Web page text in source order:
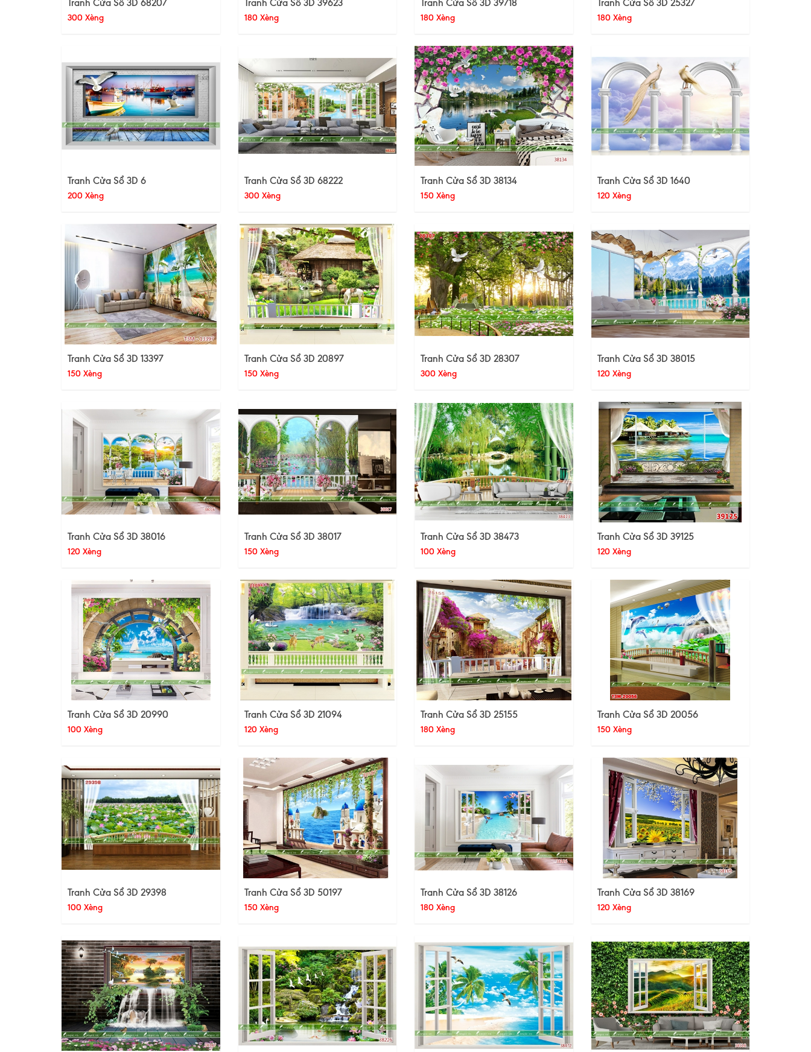
300 Xèng 180 Xèng 180 Xèng 180 Xèng
Tranh Cửa Sổ 3D 6
200 Xèng
Tranh Cửa Sổ 3D 68222
300 Xèng
Tranh Cửa Sổ 3D 38134
150 Xèng
Tranh Cửa Sổ 3D 1640
120 Xèng
Tranh Cửa Sổ 3D 13397
150 Xèng
Tranh Cửa Sổ 3D 20897
150 Xèng
Tranh Cửa Sổ 3D 28307
300 Xèng
Tranh Cửa Sổ 3D 38015
120 Xèng
Tranh Cửa Sổ 3D 38016
120 Xèng
Tranh Cửa Sổ 3D 38017
150 Xèng
Tranh Cửa Sổ 3D 38473
100 Xèng
Tranh Cửa Sổ 3D 39125
120 Xèng
Tranh Cửa Sổ 3D 20990
100 Xèng
Tranh Cửa Sổ 3D 21094
120 Xèng
Tranh Cửa Sổ 3D 25155
180 Xèng
Tranh Cửa Sổ 3D 20056
150 Xèng
Tranh Cửa Sổ 3D 29398
100 Xèng
Tranh Cửa Sổ 3D 50197
150 Xèng
Tranh Cửa Sổ 3D 38126
180 Xèng
Tranh Cửa Sổ 3D 38169
120 Xèng